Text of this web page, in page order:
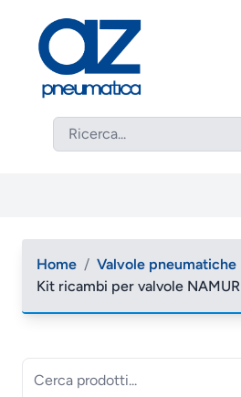
Home / Valvole pneumatiche
Kit ricambi per valvole NAMUR